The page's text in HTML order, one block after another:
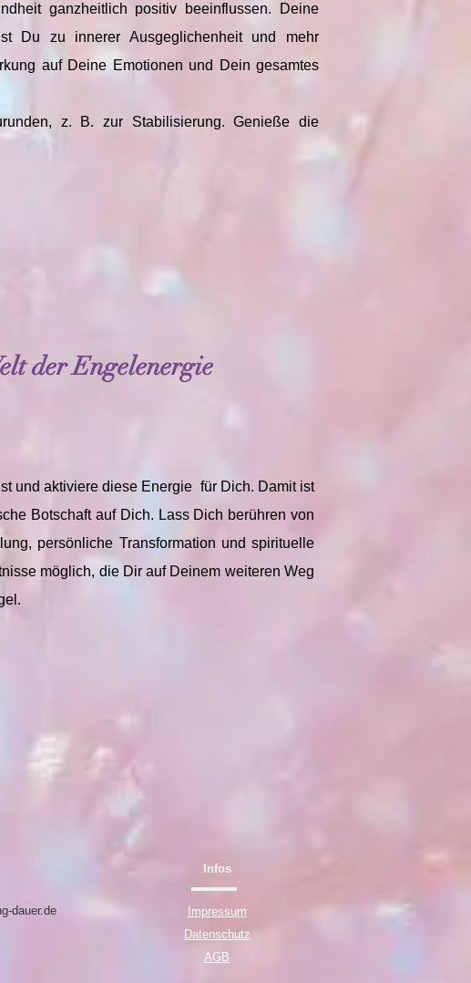
ganzheitlich positiv beeinflussen. Deine
Du zu innerer Ausgeglichenheit und mehr
auf Deine Emotionen und Dein gesamtes
z. B. zur Stabilisierung. Genieße die
der Engelenergie
und aktiviere diese Energie für Dich. Damit ist
Botschaft auf Dich. Lass Dich berühren von
persönliche Transformation und spirituelle
möglich, die Dir auf Deinem weiteren Weg
dauer.de
Infos
Impressum
Datenschutz
AGB